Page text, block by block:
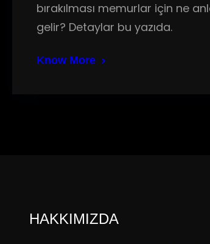
bırakılması memurlar için ne
gelir? Detaylar bu yazıda.
Know More
HAKKIMIZDA